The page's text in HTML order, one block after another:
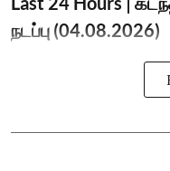
நடப்பு (04.08.2026)